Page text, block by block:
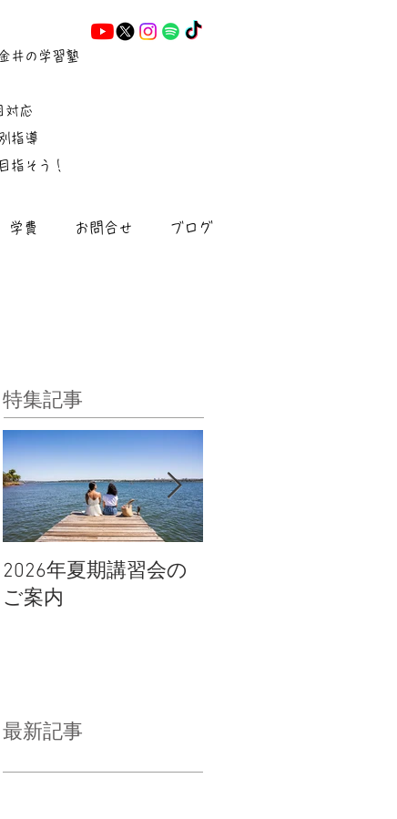
井の学習塾
対応
指導
指そう！
学費 お問合せ ブログ
特集記事
2026年夏期講習会の
ご案内
最新記事